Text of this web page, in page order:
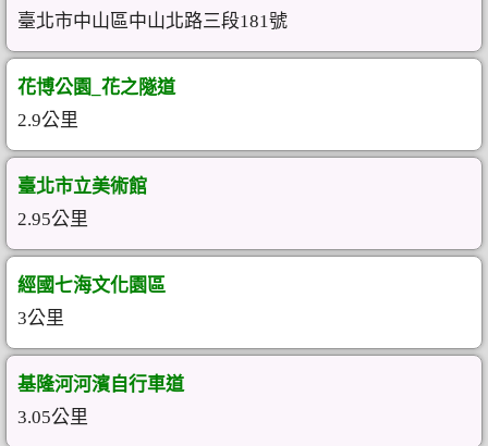
臺北市中山區中山北路三段181號
花博公園_花之隧道
2.9公里
臺北市立美術館
2.95公里
經國七海文化園區
3公里
基隆河河濱自行車道
3.05公里